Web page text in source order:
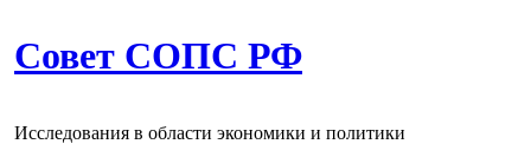
Совет СОПС РФ
Исследования в области экономики и политики